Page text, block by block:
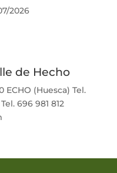
2026
de Hecho
ECHO (Huesca) Tel.
696 981 812